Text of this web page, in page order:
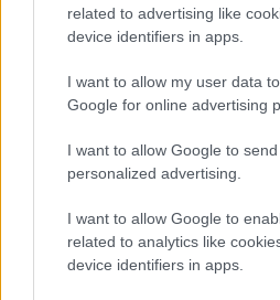
related to advertising like
device identifiers in apps.
I want to allow my user data
Google for online advertising
I want to allow Google to
personalized advertising.
I want to allow Google to
related to analytics like
device identifiers in apps.
Continua a leggere
LIFESTYLE